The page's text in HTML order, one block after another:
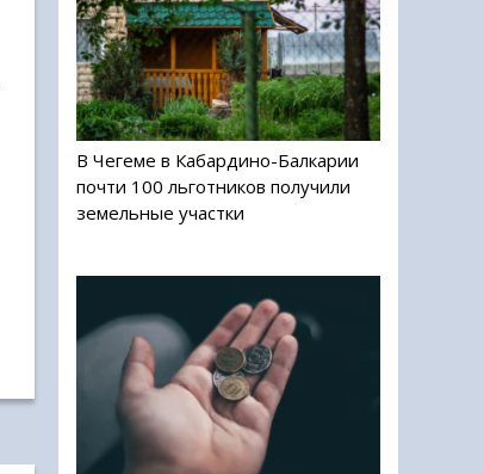
В Чегеме в Кабардино-Балкарии
почти 100 льготников получили
земельные участки